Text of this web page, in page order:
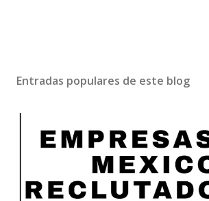
Entradas populares de este blog